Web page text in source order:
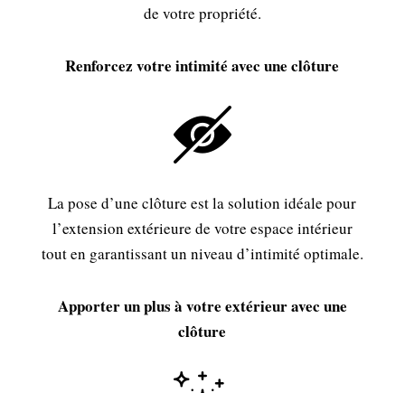
de votre propriété.
Renforcez votre intimité avec une clôture
La pose d’une clôture est la solution idéale pour
l’extension extérieure de votre espace intérieur
tout en garantissant un niveau d’intimité optimale.
Apporter un plus à votre extérieur avec une
clôture